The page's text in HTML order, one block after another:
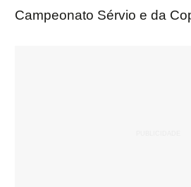
Campeonato Sérvio e da